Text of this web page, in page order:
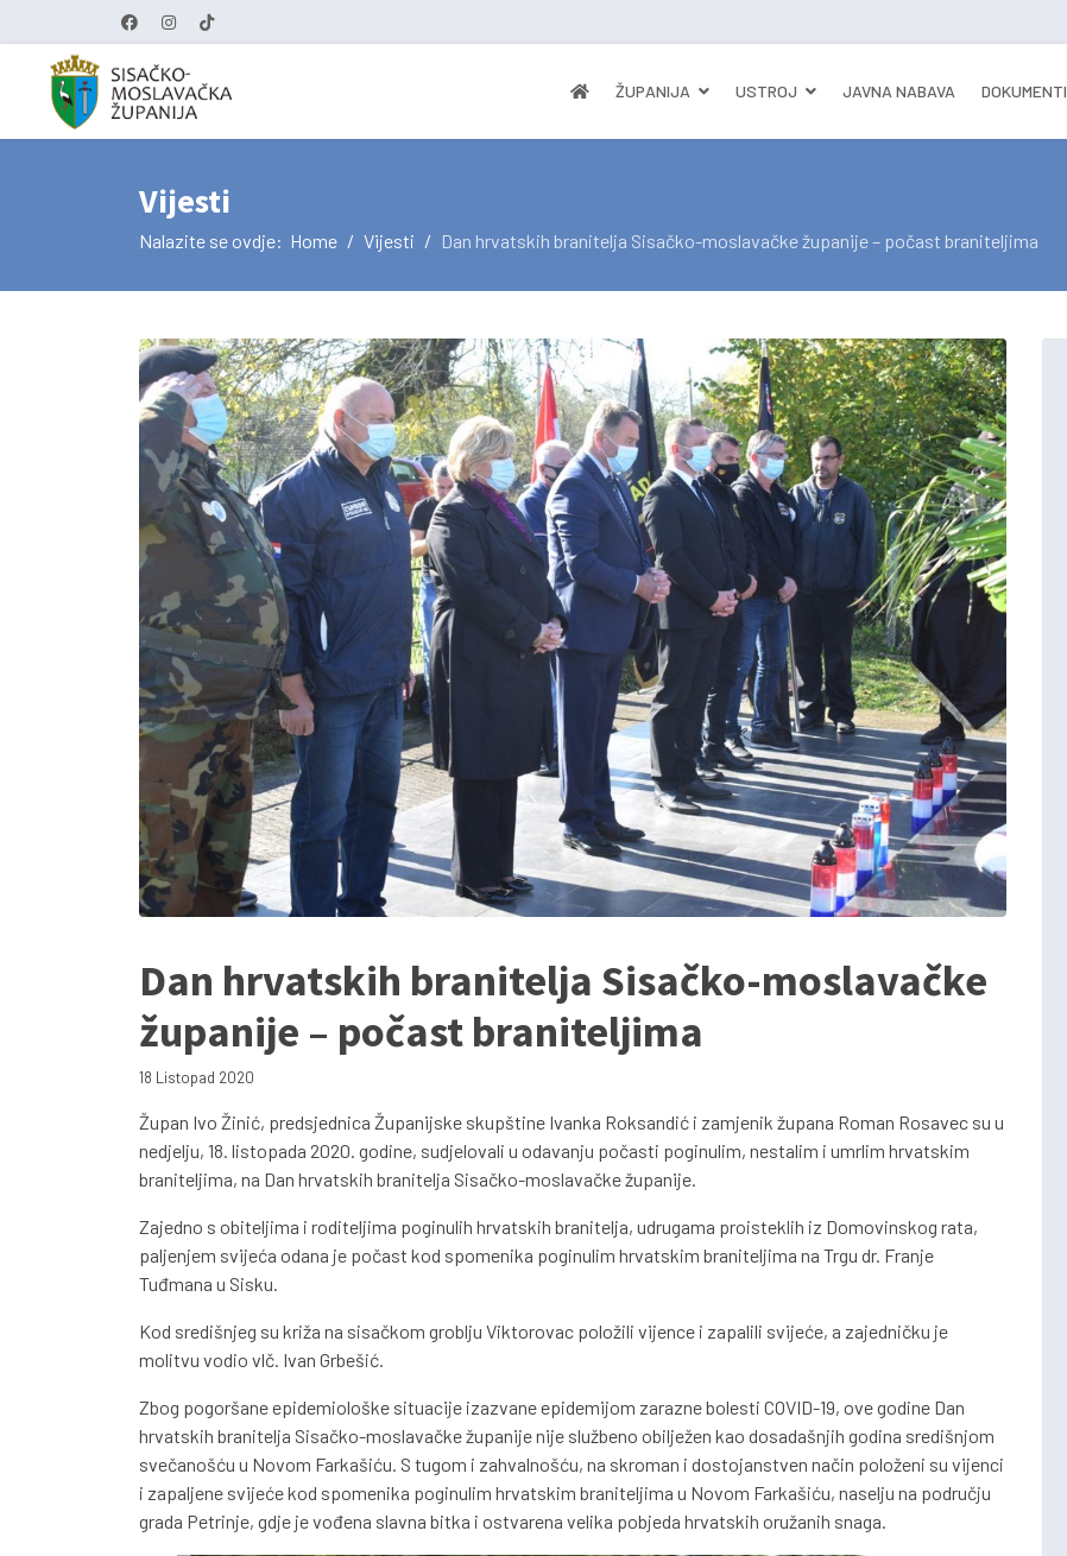
ŽUPANIJA USTROJ JAVNA NABAVA DOKUMENTI
Vijesti
Nalazite se ovdje: Home Vijesti Dan hrvatskih branitelja Sisačko-moslavačke županije – počast braniteljima
Dan hrvatskih branitelja Sisačko-moslavačke
županije – počast braniteljima
18 Listopad 2020
Župan Ivo Žinić, predsjednica Županijske skupštine Ivanka Roksandić i zamjenik župana Roman Rosavec su u
nedjelju, 18. listopada 2020. godine, sudjelovali u odavanju počasti poginulim, nestalim i umrlim hrvatskim
braniteljima, na Dan hrvatskih branitelja Sisačko-moslavačke županije.
Zajedno s obiteljima i roditeljima poginulih hrvatskih branitelja, udrugama proisteklih iz Domovinskog rata,
paljenjem svijeća odana je počast kod spomenika poginulim hrvatskim braniteljima na Trgu dr. Franje
Tuđmana u Sisku.
Kod središnjeg su križa na sisačkom groblju Viktorovac položili vijence i zapalili svijeće, a zajedničku je
molitvu vodio vlč. Ivan Grbešić.
Zbog pogoršane epidemiološke situacije izazvane epidemijom zarazne bolesti COVID-19, ove godine Dan
hrvatskih branitelja Sisačko-moslavačke županije nije službeno obilježen kao dosadašnjih godina središnjom
svečanošću u Novom Farkašiću. S tugom i zahvalnošću, na skroman i dostojanstven način položeni su vijenci
i zapaljene svijeće kod spomenika poginulim hrvatskim braniteljima u Novom Farkašiću, naselju na području
grada Petrinje, gdje je vođena slavna bitka i ostvarena velika pobjeda hrvatskih oružanih snaga.